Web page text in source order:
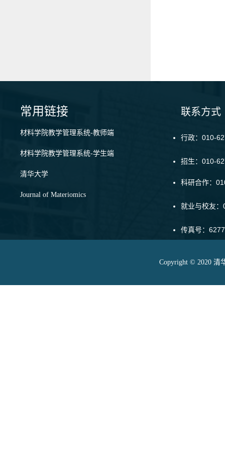
常用链接
材料学院教学管理系统-教师端
材料学院教学管理系统-学生端
清华大学
Journal of Materiomics
联系方式
行政：010-
招生：010-
科研合作：
就业与校友
传真号：
Copyright © 2020 清